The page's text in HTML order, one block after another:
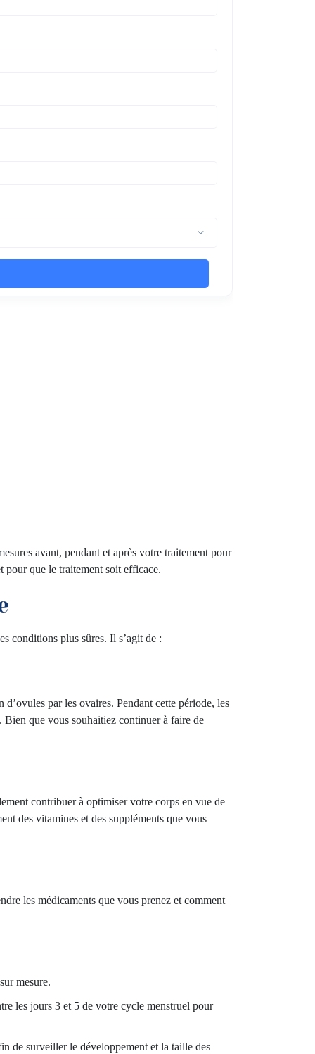
avant, pendant et après votre traitement pour
pour que le traitement soit efficace.
conditions plus sûres. Il s’agit de :
par les ovaires. Pendant cette période, les
Bien que vous souhaitiez continuer à faire de
contribuer à optimiser votre corps en vue de
des vitamines et des suppléments que vous
les médicaments que vous prenez et comment
mesure.
les jours 3 et 5 de votre cycle menstruel pour
de surveiller le développement et la taille des